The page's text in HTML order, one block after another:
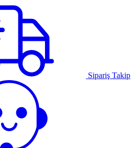
Sipariş Takip